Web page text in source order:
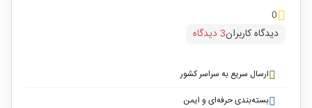
0
دیدگاه کاربران3 دیدگاه
ارسال سریع به سراسر کشور
بسته‌بندی حرفه‌ای و ایمن